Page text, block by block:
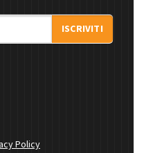
ISCRIVITI
Policy